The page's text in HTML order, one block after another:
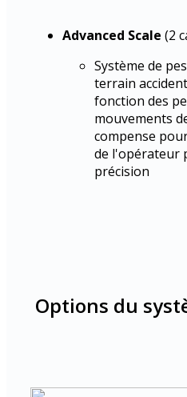
Advanced Scale (2
Système de
terrain
fonction des
mouvements
compense
de l'opérateur
précision
Options du